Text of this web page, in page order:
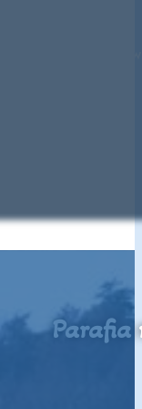
Parafia